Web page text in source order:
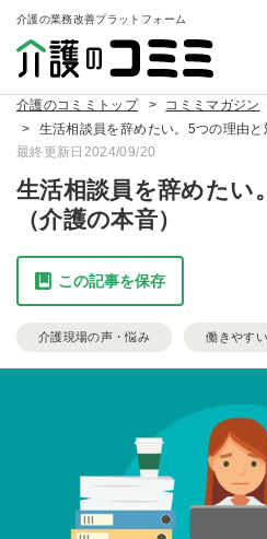
介護の業務改善プラットフォーム
介護のコミミトップ コミミマガジン
生活相談員を辞めたい。5つの理由と
最終更新日2024/09/20
生活相談員を辞めたい
（介護の本音）
この記事を保存
介護現場の声・悩み 働きやす